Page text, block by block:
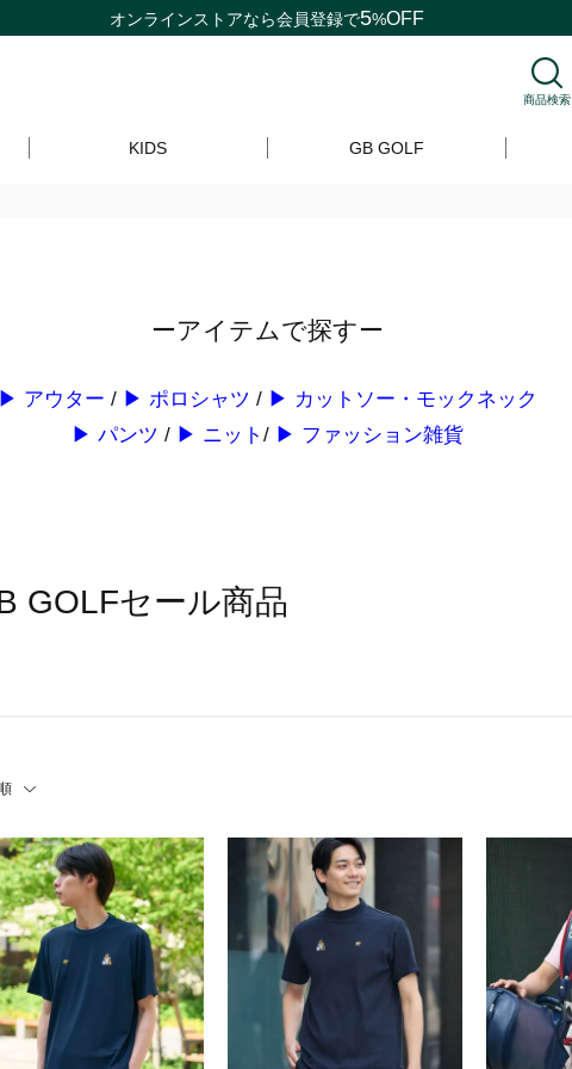
オンラインストアなら会員登録で5%OFF
商品検索
KIDS GB GOLF
ーアイテムで探すー
アウター / ▶ ポロシャツ / ▶ カットソー・モックネック
▶ パンツ / ▶ ニット / ▶ ファッション雑貨
GOLFセール商品